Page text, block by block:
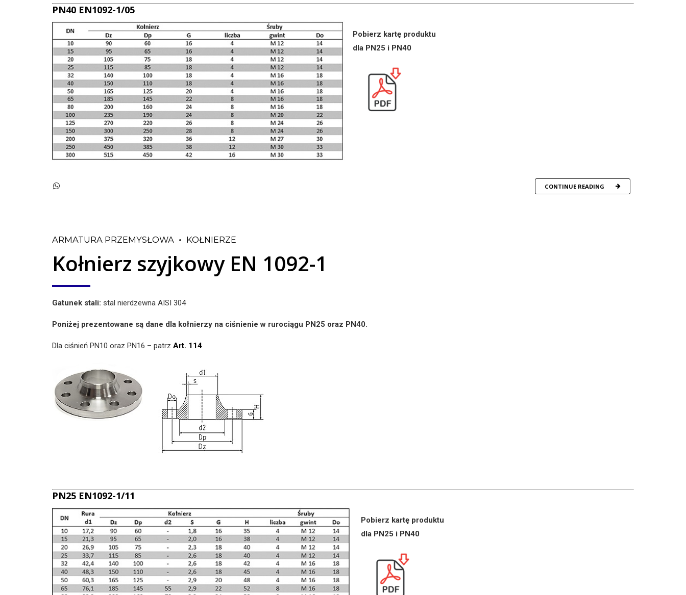
PN40 EN1092-1/05
Pobierz kartę produktu
dla PN25 i PN40
CONTINUE READING
ARMATURA PRZEMYSŁOWA KOŁNIERZE
Kołnierz szyjkowy EN 1092-1
Gatunek stali: stal nierdzewna AISI 304
Poniżej prezentowane są dane dla kołnierzy na ciśnienie w rurociągu PN25 oraz PN40.
Dla ciśnień PN10 oraz PN16 – patrz Art. 114
PN25 EN1092-1/11
Pobierz kartę produktu
dla PN25 i PN40